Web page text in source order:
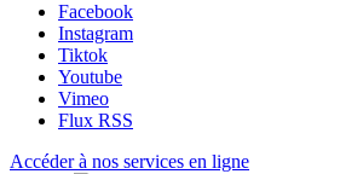
Facebook
Instagram
Tiktok
Youtube
Vimeo
Flux RSS
Accéder à nos services en ligne